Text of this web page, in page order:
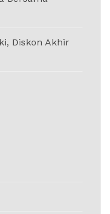
Diskon Akhir